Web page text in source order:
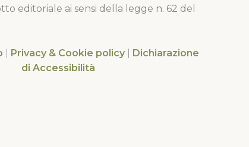
editoriale ai sensi della legge n. 62 del
Privacy & Cookie policy
Dichiarazione
di Accessibilità